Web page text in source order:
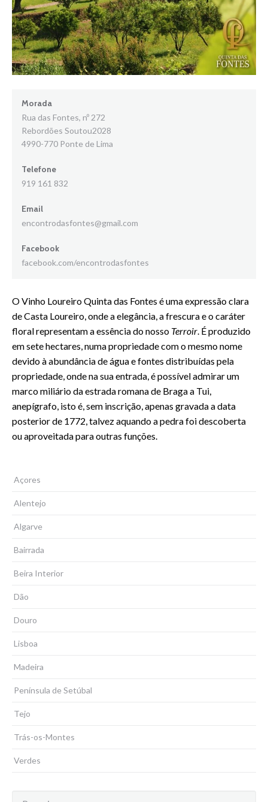
Morada
Rua das Fontes, nº 272
Rebordões Soutou2028
4990-770 Ponte de Lima
Telefone
919 161 832
Email
encontrodasfontes@gmail.com
Facebook
facebook.com/encontrodasfontes
O Vinho Loureiro Quinta das Fontes é uma expressão clara
de Casta Loureiro, onde a elegância, a frescura e o caráter
floral representam a essência do nosso Terroir. É produzido
em sete hectares, numa propriedade com o mesmo nome
devido à abundância de água e fontes distribuídas pela
propriedade, onde na sua entrada, é possível admirar um
marco miliário da estrada romana de Braga a Tui,
anepígrafo, isto é, sem inscrição, apenas gravada a data
posterior de 1772, talvez aquando a pedra foi descoberta
ou aproveitada para outras funções.
Açores
Alentejo
Algarve
Bairrada
Beira Interior
Dão
Douro
Lisboa
Madeira
Península de Setúbal
Tejo
Trás-os-Montes
Verdes